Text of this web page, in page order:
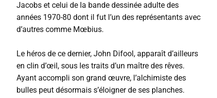
Jacobs et celui de la bande dessinée adulte des
années 1970-80 dont il fut l’un des représentants avec
d’autres comme Mœbius.
Le héros de ce dernier, John Difool, apparaît d’ailleurs
en clin d’œil, sous les traits d’un maître des rêves.
Ayant accompli son grand œuvre, l’alchimiste des
bulles peut désormais s’éloigner de ses planches.